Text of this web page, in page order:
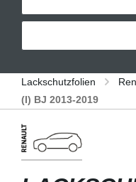
Lackschutzfolien
(I) BJ 2013-2019